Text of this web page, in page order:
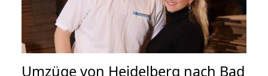
Umzüge von Heidelberg nach Bad